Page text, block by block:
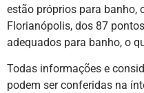
estão próprios para banho,
Florianópolis, dos 87
adequados para banho, o
Todas informações e
podem ser conferidas na